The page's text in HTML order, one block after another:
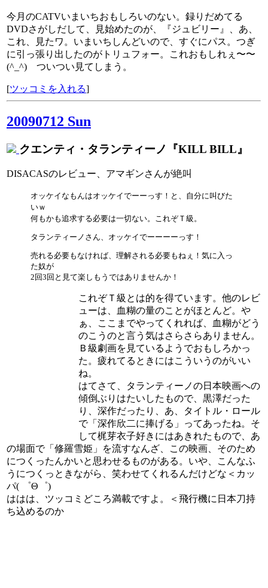
今月のCATVいまいちおもしろいのない。録りだめてる
DVDさがしだして、見始めたのが、『ジュビリー』、あ、
これ、見たワ。いまいちしんどいので、すぐにパス。つぎ
に引っ張り出したのがトリュフォー。これおもしれぇ〜〜
(^_^) ついつい見てしまう。
[ツッコミを入れる]
20090712 Sun
クエンティ・タランティーノ『KILL BILL』
DISACASのレビュー、アマギンさんが絶叫
オッケイなもんはオッケイでーーっす！と、自分に叫びた
いｗ
何もかも追求する必要は一切ない。これぞＴ級。
タランティーノさん、オッケイでーーーーっす！
売れる必要もなければ、理解される必要もねぇ！気に入っ
た奴が
2回3回と見て楽しもうではありませんか！
これぞＴ級とは的を得ています。他のレビ
ューは、血糊の量のことがほとんど。や
ぁ、ここまでやってくれれば、血糊がどう
のこうのと言う気はさらさらありません。
Ｂ級劇画を見ているようでおもしろかっ
た。疲れてるときにはこういうのがいい
ね。
はてさて、タランティーノの日本映画への
傾倒ぶりはたいしたもので、黒澤だった
り、深作だったり、あ、タイトル・ロール
で「深作欣二に捧げる」ってあったね。そ
して梶芽衣子好きにはあきれたもので、あ
の場面で「修羅雪姫」を流すなんざ、この映画、そのため
につくったんかいと思わせるものがある。いや、こんなふ
うにつくっときながら、笑わせてくれるんだけどな＜カッ
パ( ゜Θ゜)
ははは、ツッコミどころ満載ですよ。＜飛行機に日本刀持
ち込めるのか